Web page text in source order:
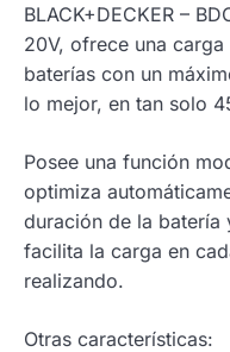
BLACK+DECKER –
20V, ofrece una
baterías con un
lo mejor, en tan solo
Posee una función
optimiza
duración de la batería
facilita la carga en
realizando.
Otras características: